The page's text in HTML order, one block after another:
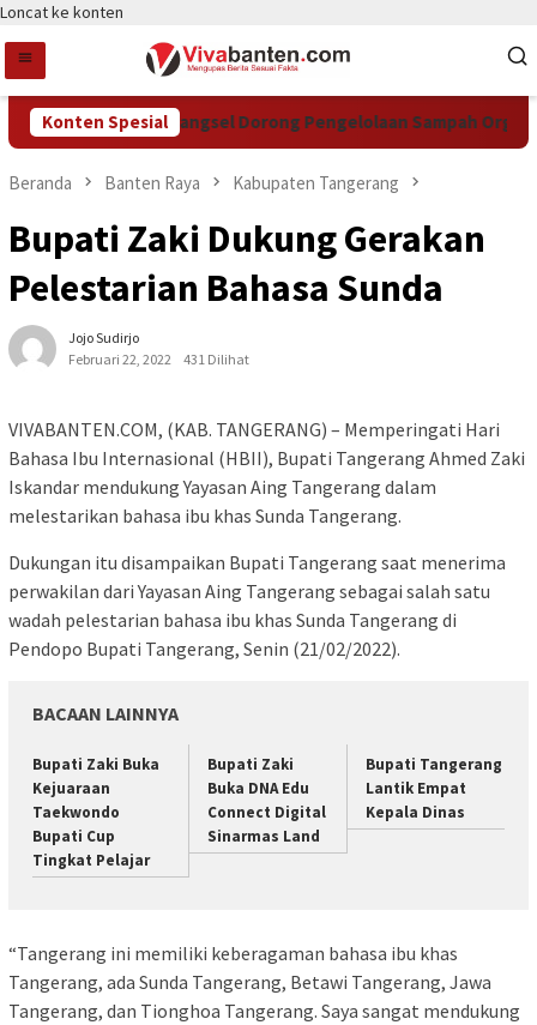
Loncat ke konten
Konten Spesial
DCKTR Tangsel Dorong Pengelolaan Sampah Organik
Beranda Banten Raya Kabupaten Tangerang
Bupati Zaki Dukung Gerakan
Pelestarian Bahasa Sunda
Jojo Sudirjo
Februari 22, 2022
431 Dilihat
VIVABANTEN.COM, (KAB. TANGERANG) – Memperingati Hari
Bahasa Ibu Internasional (HBII), Bupati Tangerang Ahmed Zaki
Iskandar mendukung Yayasan Aing Tangerang dalam
melestarikan bahasa ibu khas Sunda Tangerang.
Dukungan itu disampaikan Bupati Tangerang saat menerima
perwakilan dari Yayasan Aing Tangerang sebagai salah satu
wadah pelestarian bahasa ibu khas Sunda Tangerang di
Pendopo Bupati Tangerang, Senin (21/02/2022).
BACAAN LAINNYA
Bupati Zaki Buka
Kejuaraan
Taekwondo
Bupati Cup
Tingkat Pelajar
Bupati Zaki
Buka DNA Edu
Connect Digital
Sinarmas Land
Bupati Tangerang
Lantik Empat
Kepala Dinas
“Tangerang ini memiliki keberagaman bahasa ibu khas
Tangerang, ada Sunda Tangerang, Betawi Tangerang, Jawa
Tangerang, dan Tionghoa Tangerang. Saya sangat mendukung